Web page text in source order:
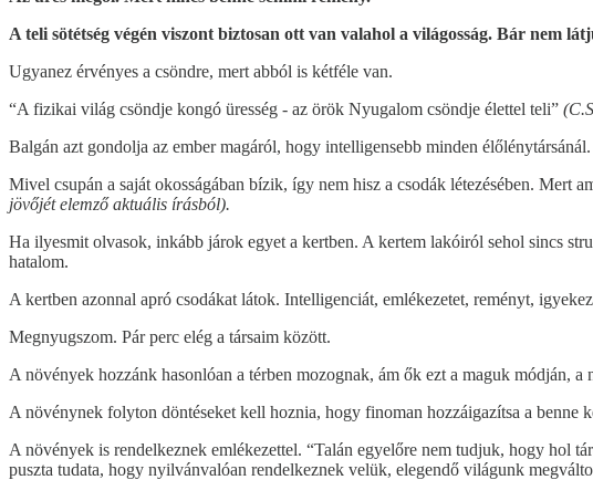
A teli sötétség végén viszont biztosan ott van valahol a világosság. Bár nem
Ugyanez érvényes a csöndre, mert abból is kétféle van.
“A fizikai világ csöndje kongó üresség - az örök Nyugalom csöndje élettel teli”
Balgán azt gondolja az ember magáról, hogy intelligensebb minden élőlénytársánál.
Mivel csupán a saját okosságában bízik, így nem hisz a csodák létezésében. Mert
jövőjét elemző aktuális írásból).
Ha ilyesmit olvasok, inkább járok egyet a kertben. A kertem lakóiról sehol sincs
hatalom.
A kertben azonnal apró csodákat látok. Intelligenciát, emlékezetet, reményt,
Megnyugszom. Pár perc elég a társaim között.
A növények hozzánk hasonlóan a térben mozognak, ám ők ezt a maguk módján, a
A növénynek folyton döntéseket kell hoznia, hogy finoman hozzáigazítsa a benne
A növények is rendelkeznek emlékezettel. “Talán egyelőre nem tudjuk, hogy hol
puszta tudata, hogy nyilvánvalóan rendelkeznek velük, elegendő világunk